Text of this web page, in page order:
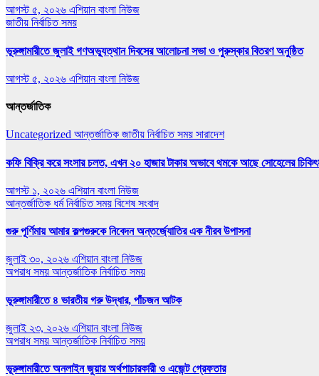
আগস্ট ৫, ২০২৬ এশিয়ান বাংলা নিউজ
জাতীয় নির্বাচিত সময়
ভূরুঙ্গামারীতে জুলাই গণঅভ‍্যুত্থান দিবসের আলোচনা সভা ও পুরুস্কার বিতরণ অনুষ্ঠিত
আগস্ট ৫, ২০২৬ এশিয়ান বাংলা নিউজ
আন্তর্জাতিক
Uncategorized আন্তর্জাতিক জাতীয় নির্বাচিত সময় সারাদেশ
কফি বিক্রি করে সংসার চলত, এখন ২০ হাজার টাকার অভাবে থমকে আছে সোহেলের
আগস্ট ১, ২০২৬ এশিয়ান বাংলা নিউজ
আন্তর্জাতিক ধর্মনির্বাচিত সময় বিশেষ সংবাদ
গুরু পূর্ণিমায় আমার কল্পগুরুকে নিবেদন অন্তর্জ্যোতির এক নীরব উপাসনা
জুলাই ৩০, ২০২৬ এশিয়ান বাংলা নিউজ
অপরাধ সময় আন্তর্জাতিক নির্বাচিত সময়
ভূরুঙ্গামারীতে ৪ ভারতীয় গরু উদ্ধার, পাঁচজন আটক
জুলাই ২৩, ২০২৬ এশিয়ান বাংলা নিউজ
অপরাধ সময় আন্তর্জাতিক নির্বাচিত সময়
ভূরুঙ্গামারীতে অনলাইন জুয়ার অর্থপাচারকারী ও এজেন্ট গ্রেফতার